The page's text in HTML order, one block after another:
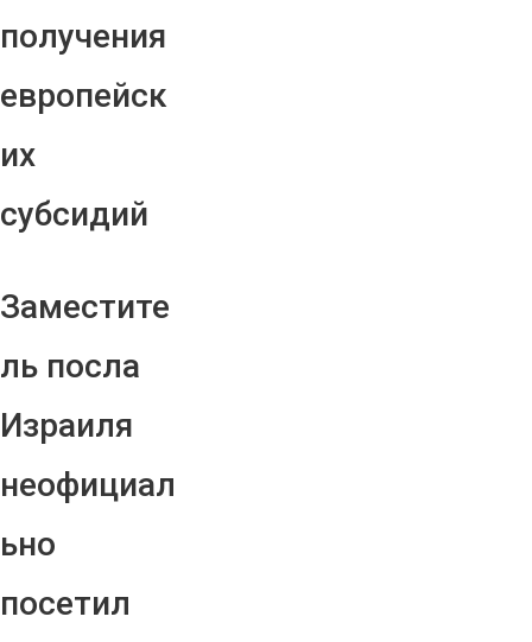
получения
европейск
их
субсидий
Заместите
ль посла
Израиля
неофициал
ьно
посетил